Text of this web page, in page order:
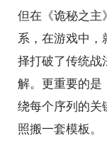
但在《诡秘之主
系，在游戏中，
择打破了传统战
解。更重要的是
绕每个序列的关
照搬一套模板。